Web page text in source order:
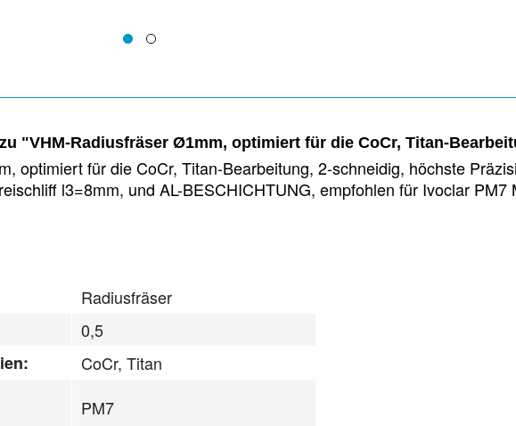
"VHM-Radiusfräser Ø1mm, optimiert für die CoCr, Titan-
optimiert für die CoCr, Titan-Bearbeitung, 2-schneidig, höchste
l3=8mm, und AL-BESCHICHTUNG, empfohlen für Ivoclar
Radiusfräser
0,5
CoCr, Titan
PM7